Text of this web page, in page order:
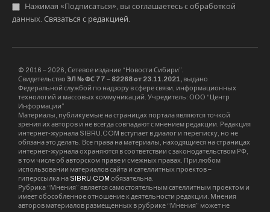
“Новосибирск-Контроль”, но не услышал
с пилотами, перебирая частоты, в том числе
аварийную, однако сделать этого не
получилось. Не смогли “докричаться” до
коллег и экипажи других самолётов,
оказавшихся рядом. При этом воздушное
судно продолжало отображаться на радарах, а
значит оставалось в воздухе.